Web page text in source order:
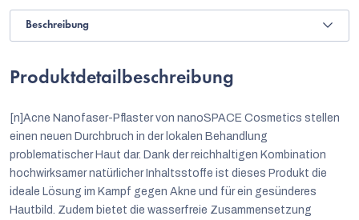
Beschreibung
Produktdetailbeschreibung
[n]Acne Nanofaser-Pflaster von nanoSPACE Cosmetics stellen
einen neuen Durchbruch in der lokalen Behandlung
problematischer Haut dar. Dank der reichhaltigen Kombination
hochwirksamer natürlicher Inhaltsstoffe ist dieses Produkt die
ideale Lösung im Kampf gegen Akne und für ein gesünderes
Hautbild. Zudem bietet die wasserfreie Zusammensetzung